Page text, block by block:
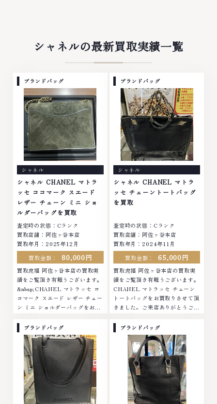
ており、他店ではお値段の付かな
かったお品物でも、一点一点丁寧
959-764営業時間: 10:00～
19:00定休日: 年中無休
計、多くのお品物の高価買取りを
実現しており、他店ではお値段の
軽にご連絡ください。TEL:
0120-959-764営業時間: 10:00
～19:00定休日: 年中無休
シャネルの最新買取実績一覧
ブランドバッグ
シャネル
シャネル CHANEL マトラ
ッセ ココマーク スエード
レザー チェーン ミニ ショ
ルダーバッグを買取
査定時の状態：Cランク
買取店舗：阿佐ヶ谷本店
買取年月：2025年12月
買取金額：
80,000円
買取虎福 阿佐ヶ谷本店の買取実
績をご覧頂き有難うございます。
&nbsp;CHANEL マトラッセ コ
コマーク スエード レザー チェー
ン ミニ ショルダーバッグをお買
りがとうございました。■地域買
取No.1へ挑戦金 プラチナ ダイヤ
モンド ブランド品 ブランド衣類
お酒買取りのことなら、お任せく
ださいなかでも金・プラチナ等の
アクセサリー・貴金属・宝石・ダ
イヤモンド・ジュエリーや ブラ
ンド品・時計等は特に自信を持っ
て、高額査定を実現しておりま
ブランドバッグ
シャネル
シャネル CHANEL マトラ
ッセ チェーントートバッグ
を買取
査定時の状態：Cランク
買取店舗：阿佐ヶ谷本店
買取年月：2024年11月
買取金額：
65,000円
買取虎福 阿佐ヶ谷本店の買取実
績をご覧頂き有難うございます。
CHANEL マトラッセ チェーン
トートバッグをお買取りさせて頂
きました。ご来店ありがとうござ
戦金 プラチナ ダイヤモンド ブラ
ンド品 ブランド衣類 お酒買取り
のことなら、お任せください。な
かでも金・プラチナ等のアクセサ
リー・貴金属・宝石・ダイヤモン
ド・ジュエリーや ブランド品・
時計等は特に自信を持って、高額
査定を実現しております。 古く
て使わなくなってしまったアクセ
ブランドバッグ ブランドバッグ